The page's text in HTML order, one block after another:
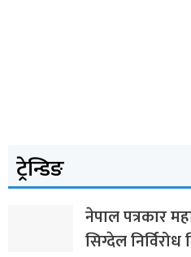
ट्रेन्डिङ
नेपाल पत्रकार
सिग्देल निर्विरोध